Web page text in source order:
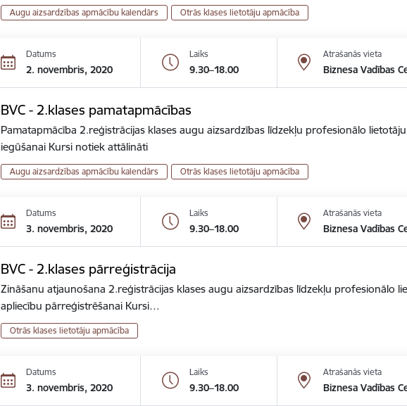
Augu aizsardzības apmācību kalendārs Otrās klases lietotāju apmācība
Datums
2. novembris, 2020
Laiks
9.30–18.00
Atrašanās vieta
Biznesa Vadības
BVC - 2.klases pamatapmācības
Pamatapmācība 2.reģistrācijas klases augu aizsardzības līdzekļu profesionālo
iegūšanai Kursi notiek attālināti
Augu aizsardzības apmācību kalendārs Otrās klases lietotāju apmācība
Datums
3. novembris, 2020
Laiks
9.30–18.00
Atrašanās vieta
Biznesa Vadības
BVC - 2.klases pārreģistrācija
Zināšanu atjaunošana 2.reģistrācijas klases augu aizsardzības līdzekļu profesionālo
apliecību pārreģistrēšanai Kursi…
Otrās klases lietotāju apmācība
Datums
3. novembris, 2020
Laiks
9.30–18.00
Atrašanās vieta
Biznesa Vadības